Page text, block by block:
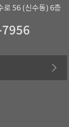
로 56 (신수동) 6층